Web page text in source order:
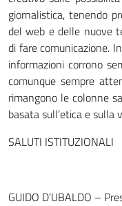
giornalistica, tenendo
del web e delle nuove
di fare comunicazione.
informazioni corrono
comunque sempre
rimangono le colonne
basata sull’etica e sulla
SALUTI ISTITUZIONALI
GUIDO D’UBALDO –